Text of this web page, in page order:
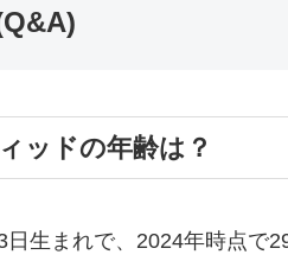
ッドの年齢は？
生まれで、2024年時点で